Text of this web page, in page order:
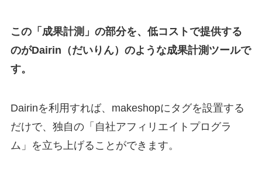
この「成果計測」の部分を、低コストで提供する
のがDairin（だいりん）のような成果計測ツールで
す。
Dairinを利用すれば、makeshopにタグを設置する
だけで、独自の「自社アフィリエイトプログラ
ム」を立ち上げることができます。